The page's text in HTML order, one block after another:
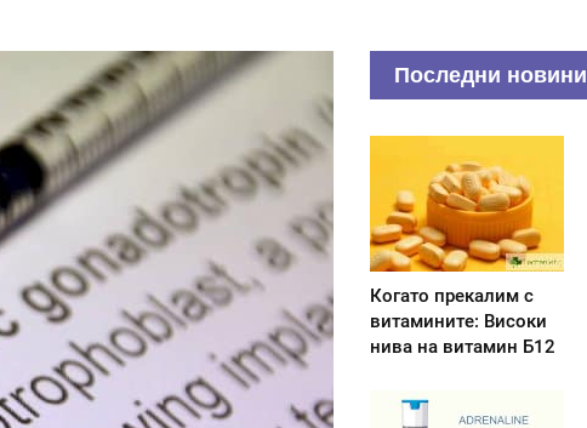
Последни новини
Когато прекалим с
витамините: Високи
нива на витамин Б12